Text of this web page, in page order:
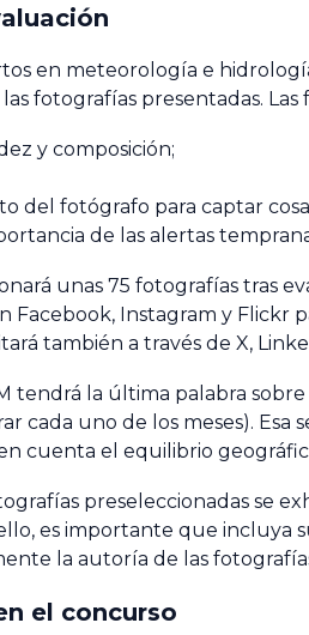
en meteorología e
fotografías presentadas.
y composición;
del fotógrafo para captar
de las alertas
unas 75 fotografías tras
Facebook, Instagram y Flickr
también a través de X,
tendrá la última palabra
cada uno de los meses). Esa
cuenta el equilibrio
preseleccionadas se
es importante que incluya
la autoría de las
el concurso